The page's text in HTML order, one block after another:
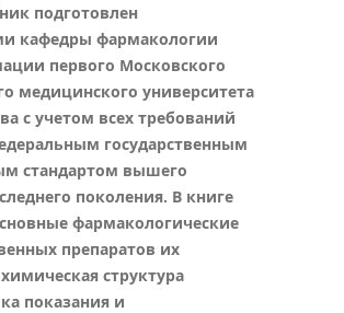
подготовлен
кафедры фармакологии
первого Московского
медицинского университета
с учетом всех требований
государственным
стандартом вышего
поколения. В книге
фармакологические
препаратов их
структура
показания и